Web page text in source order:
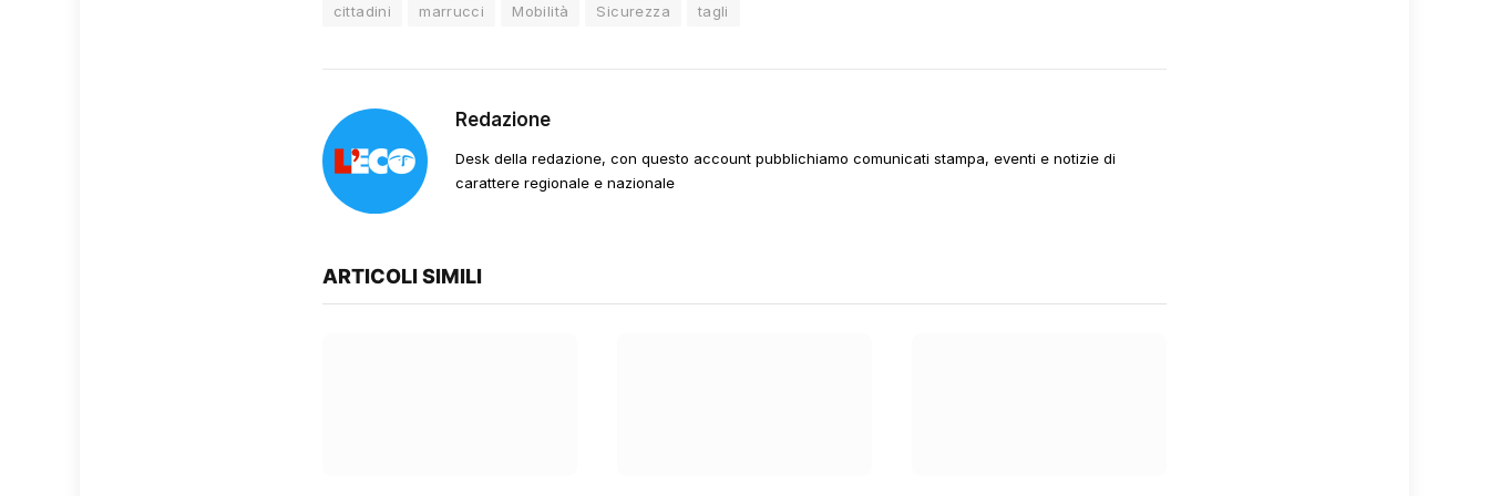
cittadini marrucci Mobilità Sicurezza tagli
Redazione
Desk della redazione, con questo account pubblichiamo comunicati stampa, eventi e notizie di
carattere regionale e nazionale
ARTICOLI SIMILI